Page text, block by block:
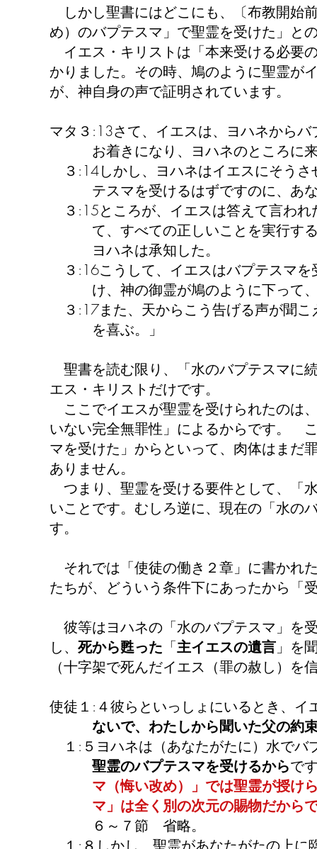
しかし聖書にはどこにも、〔布教開始
め）のバプテスマ」で聖霊を受けた」と
イエス・キリストは「本来受ける必要
かりました。その時、鳩のように聖霊が
が、神自身の声で証明されています。
マタ３:13さて、イエスは、ヨハネから
お着きになり、ヨハネのところに来
３:14しかし、ヨハネはイエスにそう
テスマを受けるはずですのに、あな
３:15ところが、イエスは答えて言わ
て、すべての正しいことを実行する
ヨハネは承知した。
３:16こうして、イエスはバプテスマ
け、神の御霊が鳩のように下って、
３:17また、天からこう告げる声が聞
を喜ぶ。」
聖書を読む限り、「水のバプテスマに
エス・キリストだけです。
ここでイエスが聖霊を受けられたのは
いない完全無罪性」によるからです。
マを受けた」からといって、肉体はまだ
ありません。
つまり、聖霊を受ける要件として、「
いことです。むしろ逆に、現在の「水の
す。
それでは「使徒の働き２章」に書かれ
たちが、どういう条件下にあったから「
彼等はヨハネの「水のバプテスマ」を
し、 死から甦った 「主イエスの遺言 」を
（十字架で死んだイエス（罪の赦し）
使徒１:４彼らといっしょにいるとき、イ
ないで、わたしから聞いた父の約束
１:５ヨハネは（あなたがたに）水でバ
聖霊のバプテスマを受けるからで
マ（悔い改め）」では聖霊が授けら
マ」は全く別の次元の賜物だから
６～７節 省略。
１:８しかし、聖霊があなたがたの上に